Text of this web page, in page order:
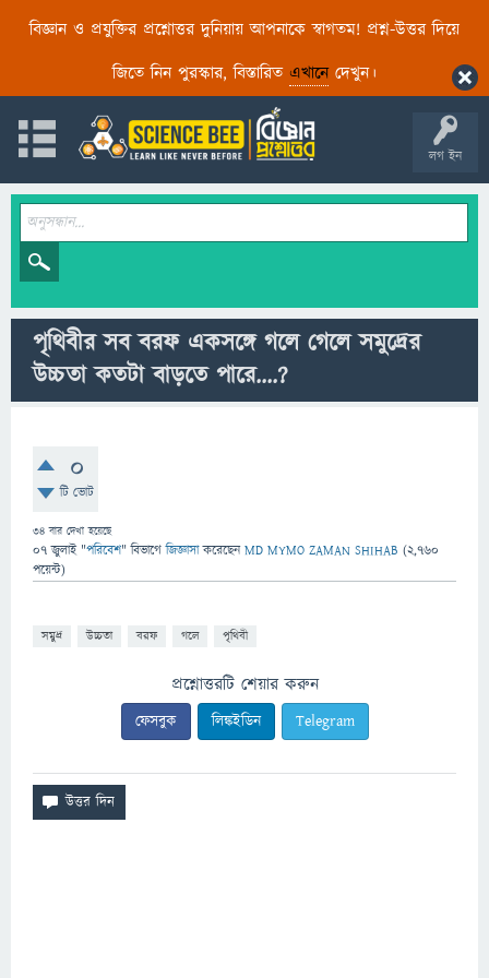
বিজ্ঞান ও প্রযুক্তির প্রশ্নোত্তর দুনিয়ায় আপনাকে স্বাগতম! প্রশ্ন-উত্তর দিয়ে
জিতে নিন পুরস্কার, বিস্তারিত এখানেদেখুন।
লগ ইন
পৃথিবীর সব বরফ একসঙ্গে গলে গেলে সমুদ্রের
উচ্চতা কতটা বাড়তে পারে....?
0
টি ভোট
34 বার দেখা হয়েছে
07 জুলাই "পরিবেশ" বিভাগে জিজ্ঞাসাকরেছেনMD MYMO ZAMAN SHIHAB (2,760
পয়েন্ট)
সমুদ্র উচ্চতা বরফ গলে পৃথিবী
প্রশ্নোত্তরটি শেয়ার করুন
ফেসবুক লিঙ্কইডিন Telegram